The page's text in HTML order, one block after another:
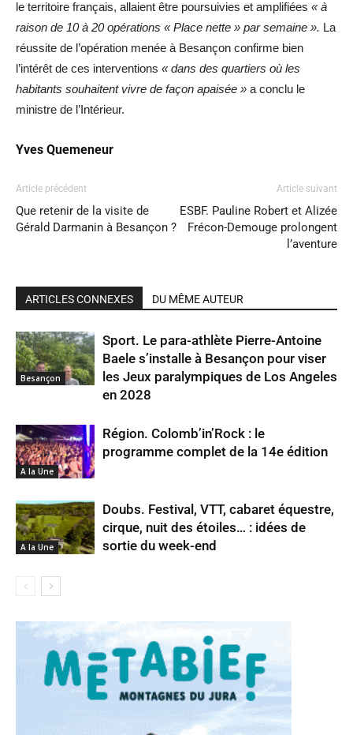
le territoire français, allaient être poursuivies et amplifiées « à
raison de 10 à 20 opérations « Place nette » par semaine ». La
réussite de l’opération menée à Besançon confirme bien
l’intérêt de ces interventions « dans des quartiers où les
habitants souhaitent vivre de façon apaisée » a conclu le
ministre de l’Intérieur.
Yves Quemeneur
Article précédent
Que retenir de la visite de
Gérald Darmanin à Besançon ?
Article suivant
ESBF. Pauline Robert et Alizée
Frécon-Demouge prolongent
l’aventure
ARTICLES CONNEXES DU MÊME AUTEUR
Besançon
Sport. Le para-athlète Pierre-Antoine
Baele s’installe à Besançon pour viser
les Jeux paralympiques de Los Angeles
en 2028
A la Une
Région. Colomb’in’Rock : le
programme complet de la 14e édition
A la Une
Doubs. Festival, VTT, cabaret équestre,
cirque, nuit des étoiles… : idées de
sortie du week-end